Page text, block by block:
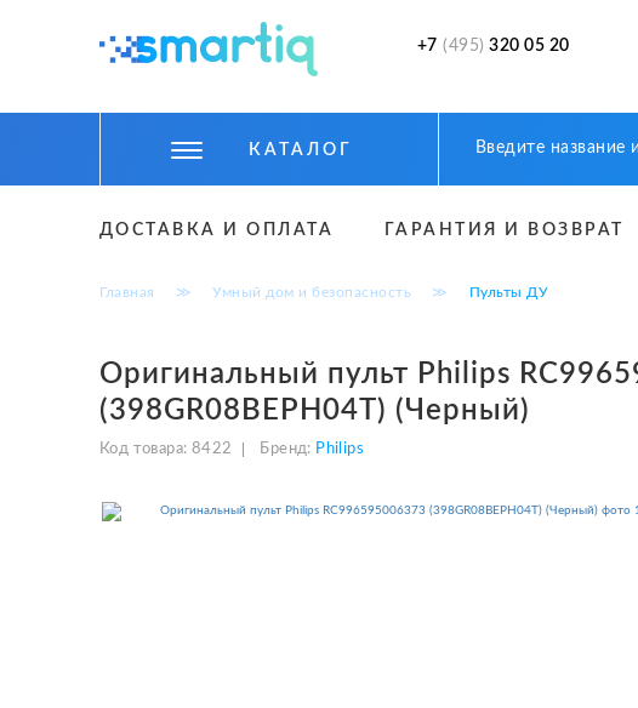
+7 (495) 320 05 20
КАТАЛОГ
ТОВАРЫ ДЛЯ АВТО
АКСЕССУАРЫ
ДОСТАВКА И ОПЛАТА ГАРАНТИЯ И ВОЗВРАТ
Главная ≫ Умный дом и безопасность ≫ Пульты ДУ
Оригинальный пульт Philips
(398GR08BEPH04T) (Черный)
Код товара: 8422 Бренд: Philips